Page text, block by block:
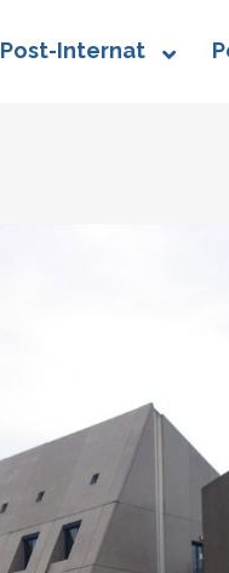
Post-Internat